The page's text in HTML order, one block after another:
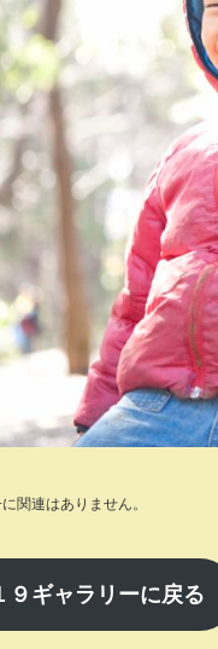
関連はありません。
９ギャラリーに戻る